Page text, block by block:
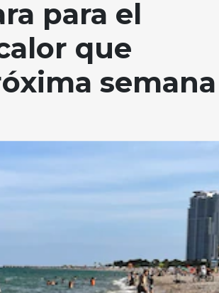
para el
que
semana